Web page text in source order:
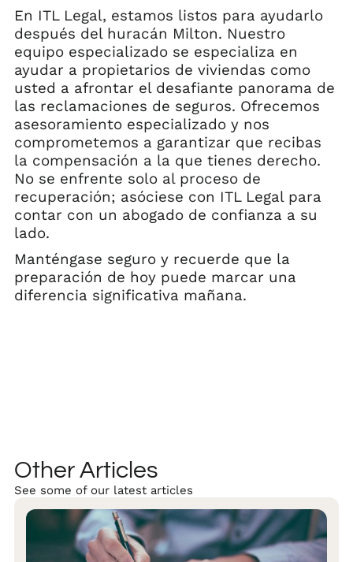
En ITL Legal, estamos listos para ayudarlo
después del huracán Milton. Nuestro
equipo especializado se especializa en
ayudar a propietarios de viviendas como
usted a afrontar el desafiante panorama de
las reclamaciones de seguros. Ofrecemos
asesoramiento especializado y nos
comprometemos a garantizar que recibas
la compensación a la que tienes derecho.
No se enfrente solo al proceso de
recuperación; asóciese con ITL Legal para
contar con un abogado de confianza a su
lado.
Manténgase seguro y recuerde que la
preparación de hoy puede marcar una
diferencia significativa mañana.
Other Articles
See some of our latest articles